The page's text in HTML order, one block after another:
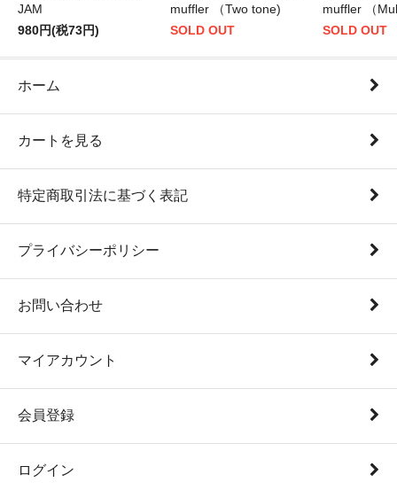
JAM
980円(税73円)
muffler （Two tone)
SOLD OUT
muffler （
SOLD OUT
ホーム
カートを見る
特定商取引法に基づく表記
プライバシーポリシー
お問い合わせ
マイアカウント
会員登録
ログイン